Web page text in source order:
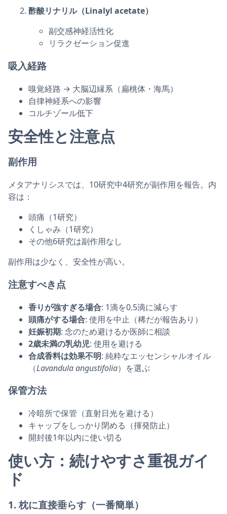
酢酸リナリル（Linalyl acetate）
副交感神経活性化
リラクゼーション促進
吸入経路
嗅覚経路 → 大脳辺縁系（扁桃体・海馬）
自律神経系への影響
コルチゾール低下
安全性と注意点
副作用
メタアナリシスでは、10研究中4研究が副作用を報告。内
容は：
頭痛（1研究）
くしゃみ（1研究）
その他6研究は副作用なし
副作用は少なく、安全性が高い。
注意すべき点
香りが強すぎる場合: 1滴を0.5滴に減らす
頭痛がする場合: 使用を中止（稀だが報告あり）
妊娠初期: 念のため避けるか医師に相談
2歳未満の乳幼児: 使用を避ける
合成香料は効果不明: 純粋なエッセンシャルオイル
（Lavandula angustifolia）を選ぶ
保管方法
冷暗所で保管（直射日光を避ける）
キャップをしっかり閉める（揮発防止）
開封後1年以内に使い切る
使い方：続けやすさ重視ガイ
ド
1. 枕に直接垂らす （一番簡単）